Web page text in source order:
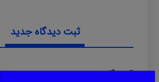
ثبت دیدگاه جدید
0 دیدگاه